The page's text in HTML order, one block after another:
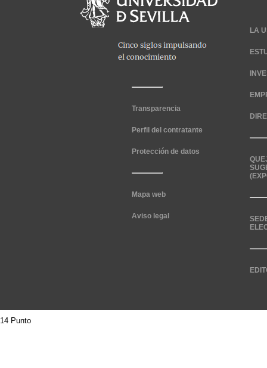
Transparencia
Perfil del contratante
Protección de datos
Mapa web
Aviso legal
LA
14 Punto